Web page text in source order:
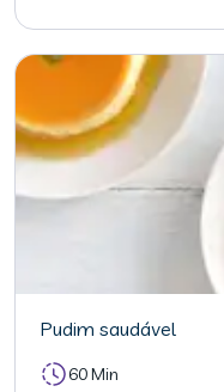
Pudim saudável
60 Min